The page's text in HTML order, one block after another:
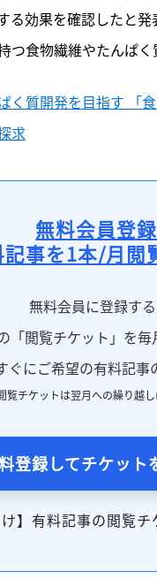
る効果を確認したと
食物繊維やたんぱく
く質開発を目指す 「
求
無料会員登
記事を1本/月閲
無料会員に登録する
「閲覧チケット」を毎
ぐにご希望の有料記事
覧チケットは翌月への繰り越し
登録してチケット
け】有料記事の閲覧